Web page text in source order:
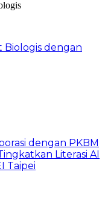
Biologis dengan
dengan PKBM
Literasi AI
Taipei